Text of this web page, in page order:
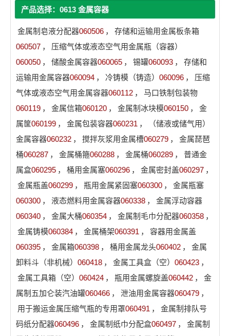
产品选择：0613 金属容器
金属制皂液分配器060506 ，
存储和运输用金属板条箱
060507 ，
压缩气体或液态空气用金属瓶（容器）
060050 ， 储酸金属容器060065 ， 锡罐060093 ，
存储和
运输用金属容器060094 ， 冷铸模（铸造） 060096 ，
压缩
气体或液态空气用金属容器060112 ，
马口铁制包装物
060119 ， 金属信箱060120 ， 金属制冰块模060150 ，
金
属筐060199 ， 金属包装容器060231 ，
（储液或储气用）
金属容器060232 ， 搅拌灰浆用金属槽060279 ，
金属琵琶
桶060287 ， 金属桶箍060288 ， 金属桶060289 ，
普通金
属盒060295 ， 桶用金属塞060296 ， 金属密封盖060297 ，
金属瓶盖060299 ， 瓶用金属紧固塞060300 ，
金属瓶塞
060300 ， 液态燃料用金属容器060338 ，
金属浮动容器
060340 ， 金属大桶060354 ， 金属制毛巾分配器060358 ，
金属铸模060384 ， 金属桶架060391 ，
容器用金属盖
060395 ， 金属箱060398 ， 桶用金属龙头060402 ，
金属
卸料斗（非机械） 060418 ， 金属工具盒（空） 060423 ，
金属工具箱（空） 060424 ， 瓶用金属螺旋盖060442 ，
金
属制五加仑装汽油罐060466 ， 泄油用金属容器060479 ，
用于搬运金属压缩气瓶的专用罩060491 ，
金属制排队号
码纸分配器060496 ， 金属制纸巾分配盒060497 ，
金属制